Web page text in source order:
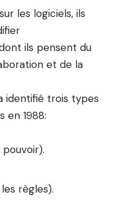
les logiciels, ils
ils pensent du
et de la
identifié trois types
en 1988:
règles).